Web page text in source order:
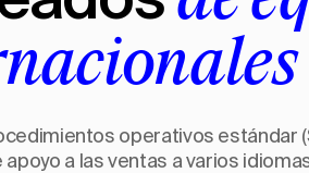
operativos estándar
a las ventas a varios